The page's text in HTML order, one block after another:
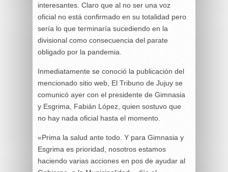
interesantes. Claro que al no ser una voz
oficial no está confirmado en su totalidad pero
sería lo que terminaría sucediendo en la
divisional como consecuencia del parate
obligado por la pandemia.
Inmediatamente se conoció la publicación del
mencionado sitio web, El Tribuno de Jujuy se
comunicó ayer con el presidente de Gimnasia
y Esgrima, Fabián López, quien sostuvo que
no hay nada oficial hasta el momento.
«Prima la salud ante todo. Y para Gimnasia y
Esgrima es prioridad, nosotros estamos
haciendo varias acciones en pos de ayudar al